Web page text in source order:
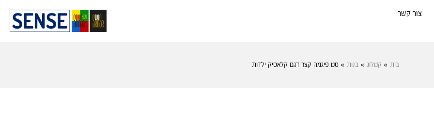
צור קשר
בית » קטלוג » בנות » סט פיגמה קצר דגם קלאסיק ילדות